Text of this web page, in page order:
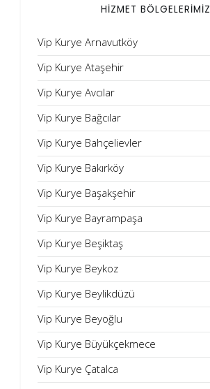
HİZMET BÖLGELERİMİZ
Vip Kurye Arnavutköy
Vip Kurye Ataşehir
Vip Kurye Avcılar
Vip Kurye Bağcılar
Vip Kurye Bahçelievler
Vip Kurye Bakırköy
Vip Kurye Başakşehir
Vip Kurye Bayrampaşa
Vip Kurye Beşiktaş
Vip Kurye Beykoz
Vip Kurye Beylikdüzü
Vip Kurye Beyoğlu
Vip Kurye Büyükçekmece
Vip Kurye Çatalca